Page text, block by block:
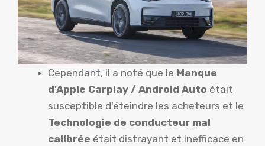
Cependant, il a noté que le Manque
d'Apple Carplay / Android Auto était
susceptible d'éteindre les acheteurs et le
Technologie de conducteur mal
calibrée était distrayant et inefficace en